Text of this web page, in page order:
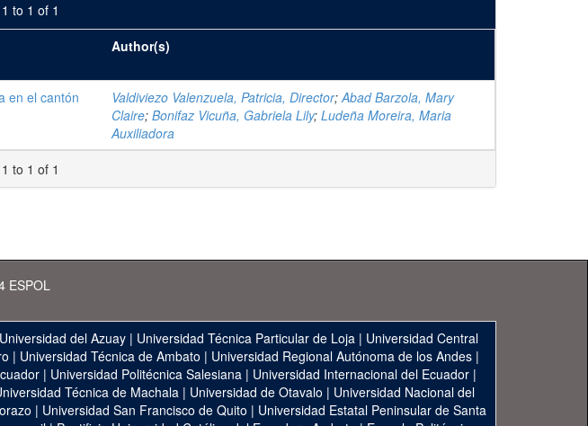
to 1 of 1
Author(s)
en el cantón
Valdiviezo Valenzuela, Patricia, Director;Abad Barzola, Mary
Claire; Bonifaz Vicuña, Gabriela Lily; Ludeña Moreira, Maria
Auxiliadora
to 1 of 1
ESPOL
Universidad del Azuay | Universidad Técnica Particular de Loja | Universidad Central
| Universidad Técnica de Ambato | Universidad Regional Autónoma de los Andes|
| Universidad Politécnica Salesiana| Universidad Internacional del Ecuador|
Técnica de Machala | Universidad de Otavalo | Universidad Nacional del
| Universidad San Francisco de Quito | Universidad Estatal Peninsular de Santa